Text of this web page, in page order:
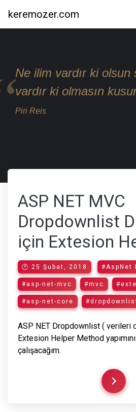
keremozer.com
Ne ilim vardır ki
vardır ki olmasın
Piri Reis
ASP NET MVC
Dropdownlist
için Extesion
🕐 25 Şubat, 2018 #AspNet
#asp-net-mvc #mvc
#asp-net-core
ASP NET Dropdownlist ( verileri
Extesion Helper Method
çalışacağım.